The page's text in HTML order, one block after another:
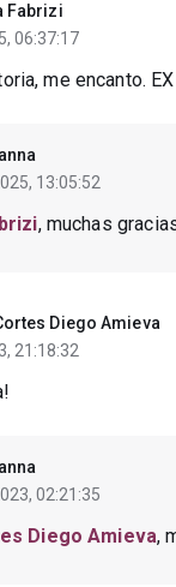
Fabrizi
06:37:17
me encanto.
13:05:52
, muchas
Diego Amieva
21:18:32
02:21:35
Diego Amieva,